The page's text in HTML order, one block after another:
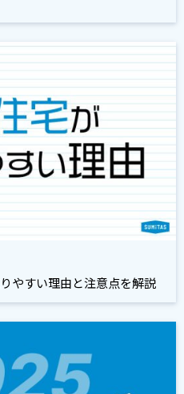
やすい理由と注意点を解説